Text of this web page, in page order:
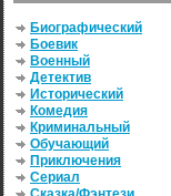
Биографический
Боевик
Военный
Детектив
Исторический
Комедия
Криминальный
Обучающий
Приключения
Сериал